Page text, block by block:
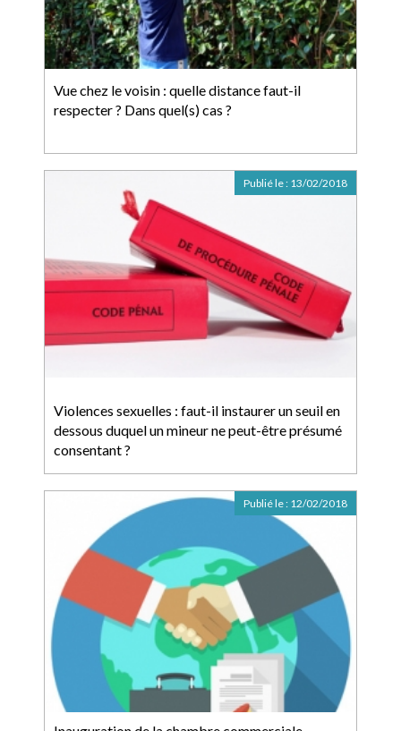
Vue chez le voisin : quelle distance faut-il
respecter ? Dans quel(s) cas ?
Violences sexuelles : faut-il instaurer un seuil en
dessous duquel un mineur ne peut-être présumé
consentant ?
Publié le : 13/02/2018
Publié le : 12/02/2018